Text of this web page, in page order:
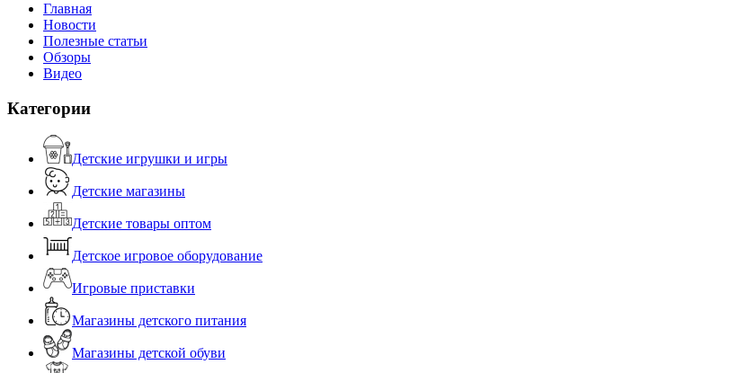
Главная
Новости
Полезные статьи
Обзоры
Видео
Категории
Детские игрушки и игры
Детские магазины
Детские товары оптом
Детское игровое оборудование
Игровые приставки
Магазины детского питания
Магазины детской обуви